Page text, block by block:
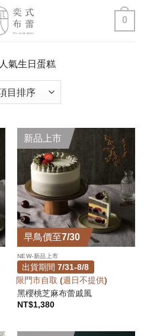
0
人氣生日蛋糕
新品上市
早鳥價至7/30
NEW-新品上市
出貨期間 7/31-8/8
限門市自取 (週日不提供)
黑櫻桃芝麻布蕾戚風
NT$1,380